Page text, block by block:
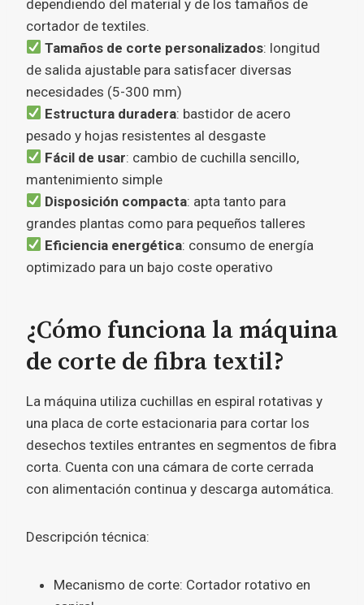
dependiendo del material y de los tamaños de
cortador de textiles.
Tamaños de corte personalizados: longitud
de salida ajustable para satisfacer diversas
necesidades (5-300 mm)
Estructura duradera: bastidor de acero
pesado y hojas resistentes al desgaste
Fácil de usar: cambio de cuchilla sencillo,
mantenimiento simple
Disposición compacta: apta tanto para
grandes plantas como para pequeños talleres
Eficiencia energética: consumo de energía
optimizado para un bajo coste operativo
¿Cómo funciona la máquina
de corte de fibra textil?
La máquina utiliza cuchillas en espiral rotativas y
una placa de corte estacionaria para cortar los
desechos textiles entrantes en segmentos de fibra
corta. Cuenta con una cámara de corte cerrada
con alimentación continua y descarga automática.
Descripción técnica:
Mecanismo de corte: Cortador rotativo en